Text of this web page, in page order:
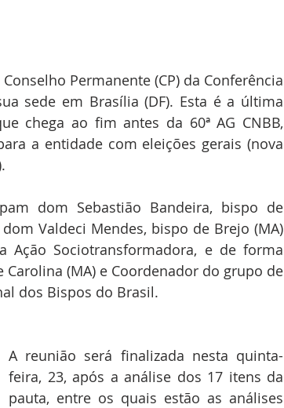
Permanente (CP) da Conferência
sede em Brasília (DF). Esta é a última
chega ao fim antes da 60ª AG CNBB,
a entidade com eleições gerais (nova
dom Sebastião Bandeira, bispo de
Valdeci Mendes, bispo de Brejo (MA)
Ação Sociotransformadora, e de forma
(MA) e Coordenador do grupo de
dos Bispos do Brasil.
A reunião será finalizada nesta quinta-
feira, 23, após a análise dos 17 itens da
pauta, entre os quais estão as análises